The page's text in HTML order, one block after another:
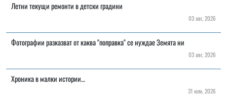
Летни текущи ремонти в детски градини
03 авг, 2026
Фотографии разказват от каква "поправка" се нуждае Земята ни
03 авг, 2026
Хроника в малки истории…
31 юли, 2026